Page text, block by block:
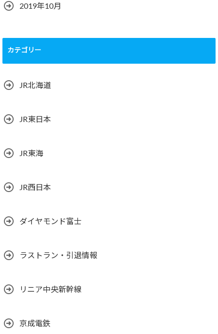
2019年10月
カテゴリー
JR北海道
JR東日本
JR東海
JR西日本
ダイヤモンド富士
ラストラン・引退情報
リニア中央新幹線
京成電鉄